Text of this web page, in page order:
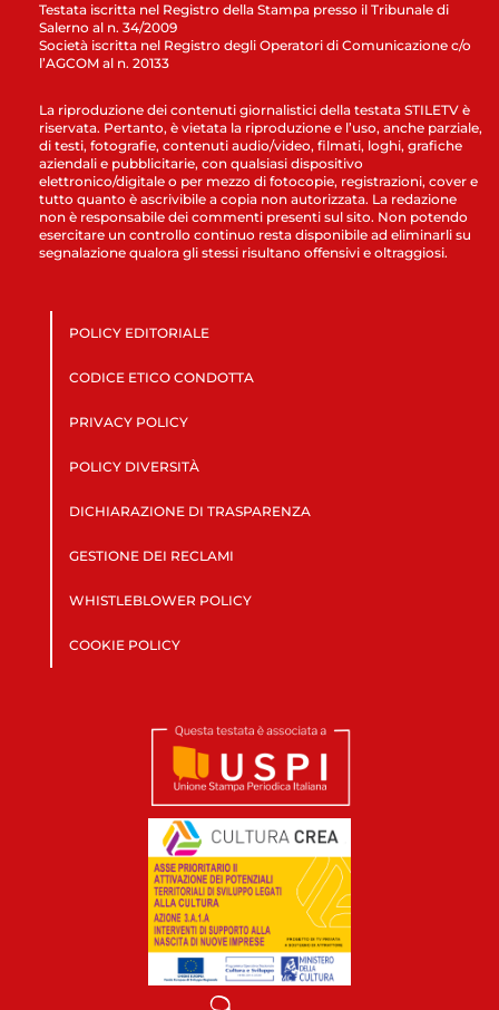
Testata iscritta nel Registro della Stampa presso il Tribunale di
Salerno al n. 34/2009
Società iscritta nel Registro degli Operatori di Comunicazione c/o
l’AGCOM al n. 20133
La riproduzione dei contenuti giornalistici della testata STILETV è
riservata. Pertanto, è vietata la riproduzione e l’uso, anche parziale,
di testi, fotografie, contenuti audio/video, filmati, loghi, grafiche
aziendali e pubblicitarie, con qualsiasi dispositivo
elettronico/digitale o per mezzo di fotocopie, registrazioni, cover e
tutto quanto è ascrivibile a copia non autorizzata. La redazione
non è responsabile dei commenti presenti sul sito. Non potendo
esercitare un controllo continuo resta disponibile ad eliminarli su
segnalazione qualora gli stessi risultano offensivi e oltraggiosi.
POLICY EDITORIALE
CODICE ETICO CONDOTTA
PRIVACY POLICY
POLICY DIVERSITÀ
DICHIARAZIONE DI TRASPARENZA
GESTIONE DEI RECLAMI
WHISTLEBLOWER POLICY
COOKIE POLICY